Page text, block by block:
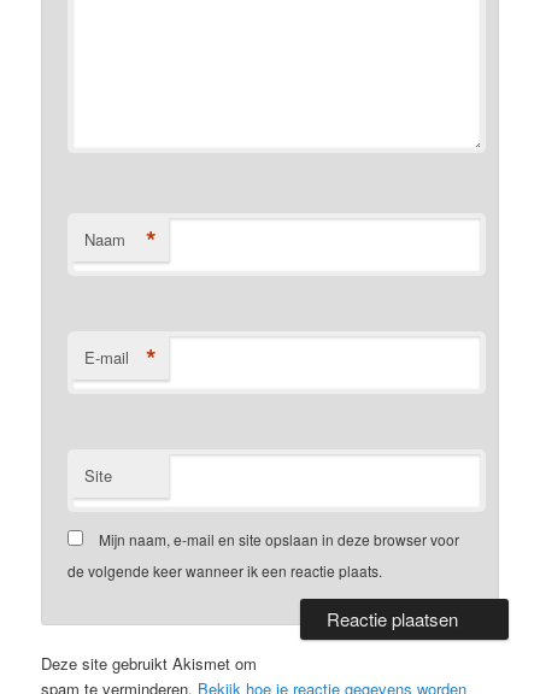
Naam *
E-mail *
Site
Mijn naam, e-mail en site opslaan in deze browser voor
de volgende keer wanneer ik een reactie plaats.
Deze site gebruikt Akismet om
spam te verminderen. Bekijk hoe je reactie gegevens worden